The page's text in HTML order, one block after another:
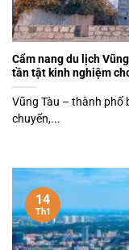
Cẩm nang du lịch
tần tật kinh nghiệm
Vũng Tàu – thành phố
chuyển,...
14
Th1